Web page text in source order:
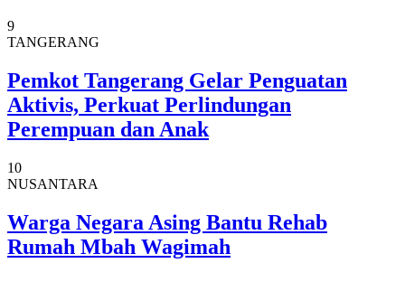
9
TANGERANG
Pemkot Tangerang Gelar Penguatan
Aktivis, Perkuat Perlindungan
Perempuan dan Anak
10
NUSANTARA
Warga Negara Asing Bantu Rehab
Rumah Mbah Wagimah